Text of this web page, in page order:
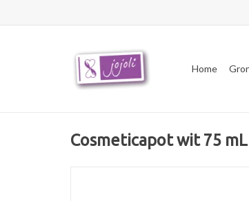
Home
Cosmeticapot wit 75 mL